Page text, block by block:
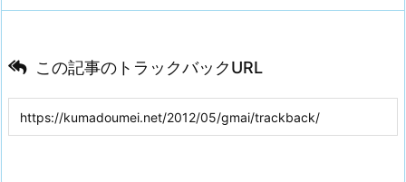
この記事のトラックバックURL